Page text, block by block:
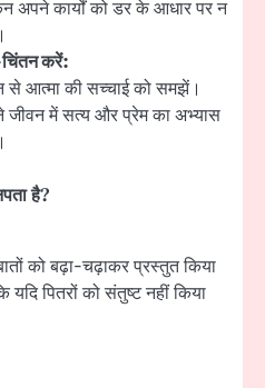
अपने कार्यों को डर के आधार पर न
करें:
से आत्मा की सच्चाई को समझें।
जीवन में सत्य और प्रेम का अभ्यास
है?
को बढ़ा-चढ़ाकर प्रस्तुत किया
पितरों को संतुष्ट नहीं किया